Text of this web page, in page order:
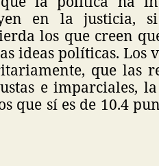
en la justicia,
los que creen
ideas políticas. Los
que las
e imparciales,
que sí es de 10.4